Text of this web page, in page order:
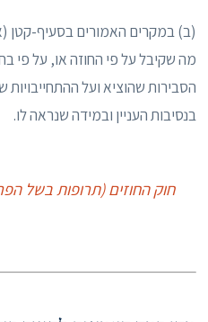
(ב) במקרים האמורים בסעיף-קטן
הסבירות שהוציא ועל
בנסיבות העניין ובמידה שנראה לו.
חוק החוזים (תרופות בשל הפרת חוזה),